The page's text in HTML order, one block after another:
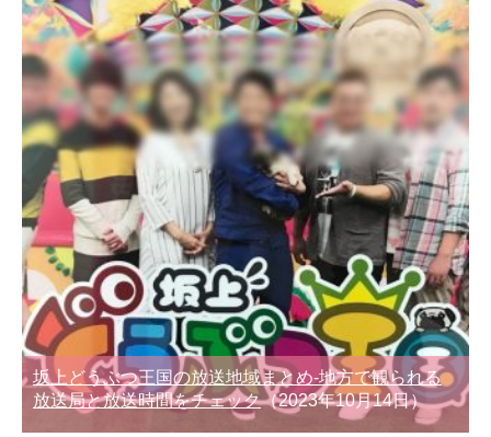
坂上どうぶつ王国の放送地域まとめ-地方で観られる
放送局と放送時間をチェック（2023年10月14日）